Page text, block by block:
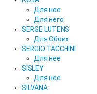
Для нее
Для него
SERGE LUTENS
Для Обоих
SERGIO TACCHINI
Для нее
SISLEY
Для нее
SILVANA